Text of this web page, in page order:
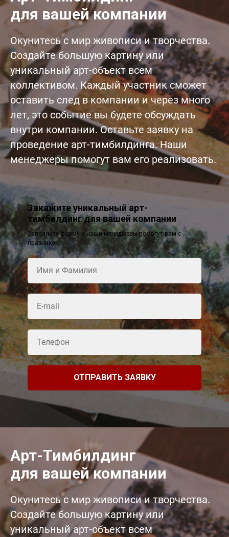
для вашей компании
Окунитесь с мир живописи и творчества.
Создайте большую картину или
уникальный арт-объект всем
коллективом. Каждый участник сможет
оставить след в компании и через много
лет, это событие вы будете обсуждать
внутри компании. Оставьте заявку на
проведение арт-тимбилдинга. Наши
менеджеры помогут вам его реализовать.
Закажите уникальный арт-
тимбилдинг для вашей компании
Заполните форму и наши менеджеры помогут вам с
празником
ОТПРАВИТЬ ЗАЯВКУ
Арт-Тимбилдинг
для вашей компании
Окунитесь с мир живописи и творчества.
Создайте большую картину или
уникальный арт-объект всем